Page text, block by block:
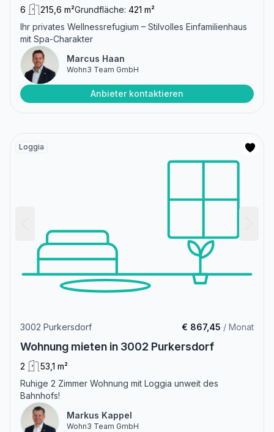
6 215,6 m²Grundfläche: 421 m²
Ihr privates Wellnessrefugium – Stilvolles Einfamilienhaus
mit Spa-Charakter
Marcus Haan
Wohn3 Team GmbH
Anbieter kontaktieren
Loggia
3002 Purkersdorf € 867,45 / Monat
Wohnung mieten in 3002 Purkersdorf
2
53,1 m²
Ruhige 2 Zimmer Wohnung mit Loggia unweit des
Bahnhofs!
Markus Kappel
Wohn3 Team GmbH